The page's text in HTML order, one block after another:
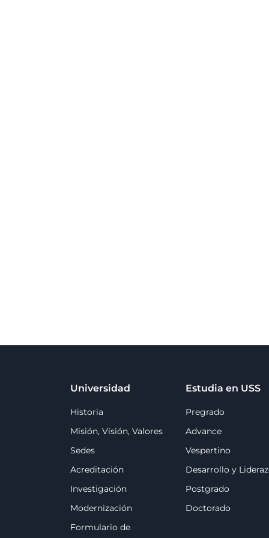
Universidad
Historia
Misión, Visión, Valores
Sedes
Acreditación
Investigación
Modernización
Formulario de
Estudia en USS
Pregrado
Advance
Vespertino
Desarrollo y
Postgrado
Doctorado